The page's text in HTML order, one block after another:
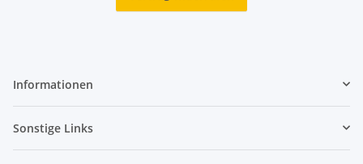
Informationen
Sonstige Links